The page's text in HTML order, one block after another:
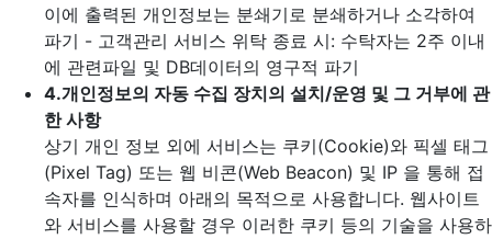
이에 출력된 개인정보는 분쇄기로 분쇄하거나 소각하여
파기 - 고객관리 서비스 위탁 종료 시: 수탁자는 2주 이내
에 관련파일 및 DB데이터의 영구적 파기
4.개인정보의 자동 수집 장치의 설치/운영 및 그 거부에 관
한 사항
상기 개인 정보 외에 서비스는 쿠키(Cookie)와 픽셀 태그
(Pixel Tag) 또는 웹 비콘(Web Beacon) 및 IP 을 통해 접
속자를 인식하며 아래의 목적으로 사용합니다. 웹사이트
와 서비스를 사용할 경우 이러한 쿠키 등의 기술을 사용하